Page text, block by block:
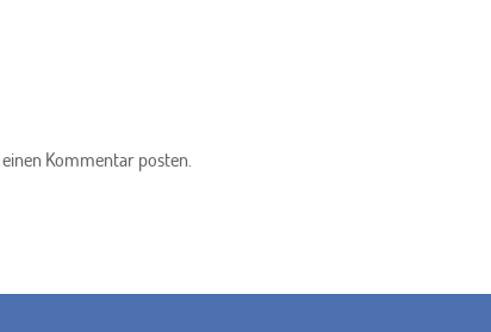
einen Kommentar posten.